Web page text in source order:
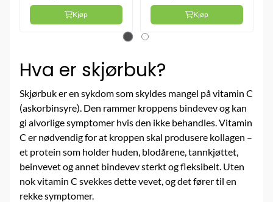
Kjøp Kjøp
Hva er skjørbuk?
Skjørbuk er en sykdom som skyldes mangel på vitamin C
(askorbinsyre). Den rammer kroppens bindevev og kan
gi alvorlige symptomer hvis den ikke behandles. Vitamin
C er nødvendig for at kroppen skal produsere kollagen –
et protein som holder huden, blodårene, tannkjøttet,
beinvevet og annet bindevev sterkt og fleksibelt. Uten
nok vitamin C svekkes dette vevet, og det fører til en
rekke symptomer.